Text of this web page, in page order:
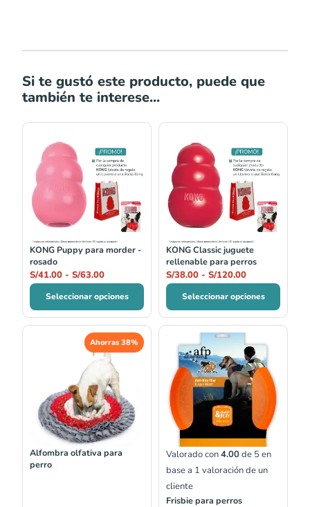
Si te gustó este producto, puede que
también te interese...
KONG Puppy para morder -
rosado
S/41.00 - S/63.00
de
precios:
desde
S/41.00
hasta
S/63.00
Seleccionar opciones
KONG Classic juguete
rellenable para perros
S/38.00 - S/120.00
de
precios:
desde
S/38.00
hasta
S/120.00
Seleccionar opciones
Ahorras 38%
Alfombra olfativa para
perro
precio
original
S/74.00.
El
precio
actual
es:
S/46.00.
Valorado con4.00de 5 en
base a 1 valoración de un
cliente
Frisbie para perros